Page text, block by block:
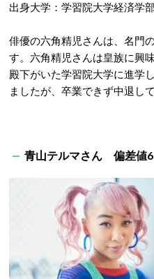
出身大学：学習院大学経済学部
俳優の六角精児さんは、名門
す。六角精児さんは皇族に興
殿下がいた学習院大学に進学
ましたが、卒業できず中退して
青山テルマさん 偏差値